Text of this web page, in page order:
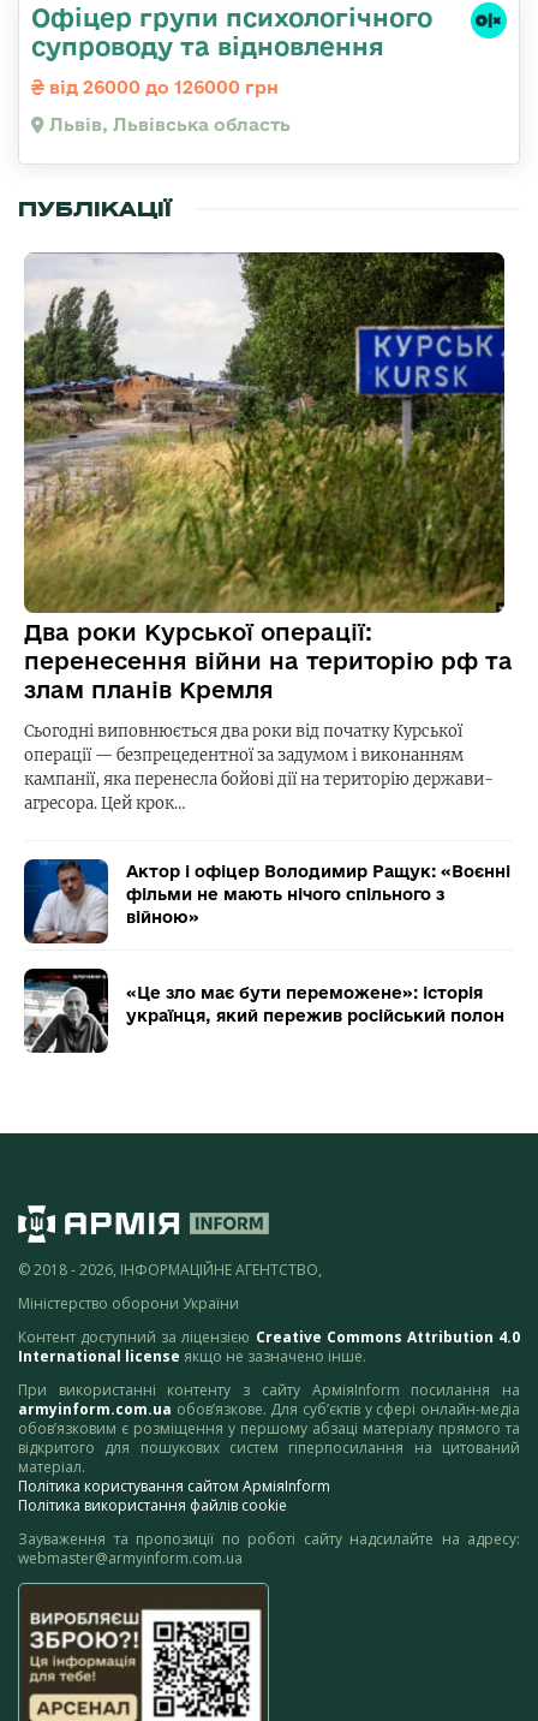
Офіцер групи психологічного
супроводу та відновлення
від 26000 до 126000 грн
Львів, Львівська область
ПУБЛІКАЦІЇ
Два роки Курської операції:
перенесення війни на територію рф та
злам планів Кремля
Сьогодні виповнюється два роки від початку Курської
операції — безпрецедентної за задумом і виконанням
кампанії, яка перенесла бойові дії на територію держави-
агресора. Цей крок…
Актор і офіцер Володимир Ращук: «Воєнні
фільми не мають нічого спільного з
війною»
«Це зло має бути переможене»: історія
українця, який пережив російський полон
© 2018 - 2026, ІНФОРМАЦІЙНЕ АГЕНТСТВО,
Міністерство оборони України
Контент доступний за ліцензією Creative Commons Attribution 4.0
International license якщо не зазначено інше.
При використанні контенту з сайту АрміяInform посилання на
armyinform.com.ua обов’язкове. Для суб’єктів у сфері онлайн-медіа
обов’язковим є розміщення у першому абзаці матеріалу прямого та
відкритого для пошукових систем гіперпосилання на цитований
матеріал.
Політика користування сайтом АрміяInform
Політика використання файлів cookie
Зауваження та пропозиції по роботі сайту надсилайте на адресу:
webmaster@armyinform.com.ua